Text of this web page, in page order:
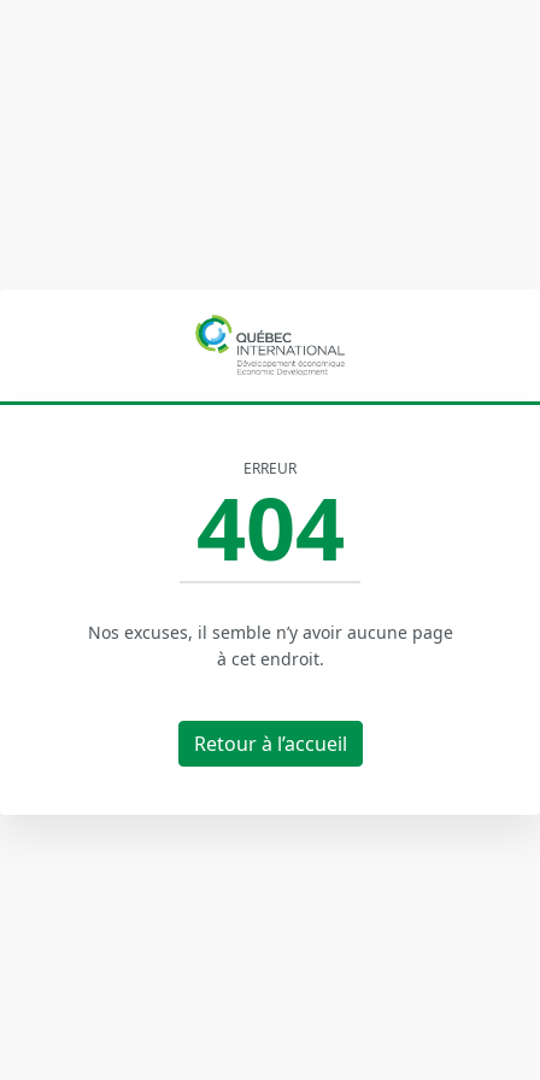
ERREUR
404
Nos excuses, il semble n’y avoir aucune page
à cet endroit.
Retour à l’accueil